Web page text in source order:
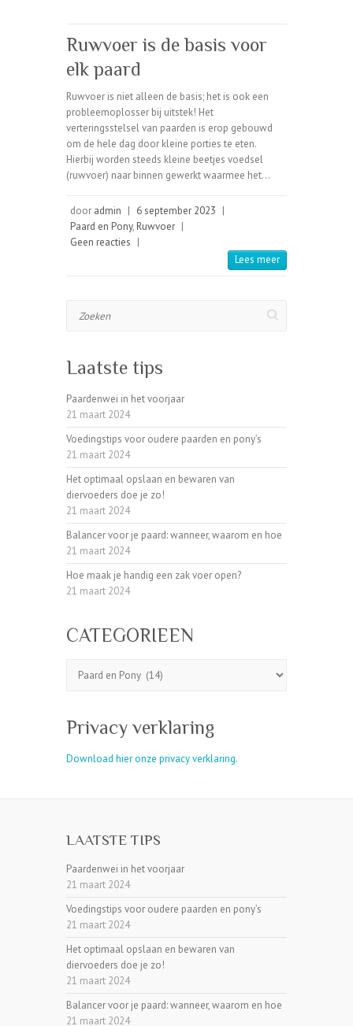
Ruwvoer is de basis voor
elk paard
Ruwvoer is niet alleen de basis; het is ook een
probleemoplosser bij uitstek! Het
verteringsstelsel van paarden is erop gebouwd
om de hele dag door kleine porties te eten.
Hierbij worden steeds kleine beetjes voedsel
(ruwvoer) naar binnen gewerkt waarmee het…
door admin | 6 september 2023 |
Paard en Pony, Ruwvoer |
Geen reacties |
Lees meer
Laatste tips
Paardenwei in het voorjaar
21 maart 2024
Voedingstips voor oudere paarden en pony’s
21 maart 2024
Het optimaal opslaan en bewaren van
diervoeders doe je zo!
21 maart 2024
Balancer voor je paard: wanneer, waarom en hoe
21 maart 2024
Hoe maak je handig een zak voer open?
21 maart 2024
CATEGORIEEN
Privacy verklaring
Download hier onze privacy verklaring.
LAATSTE TIPS
Paardenwei in het voorjaar
21 maart 2024
Voedingstips voor oudere paarden en pony’s
21 maart 2024
Het optimaal opslaan en bewaren van
diervoeders doe je zo!
21 maart 2024
Balancer voor je paard: wanneer, waarom en hoe
21 maart 2024